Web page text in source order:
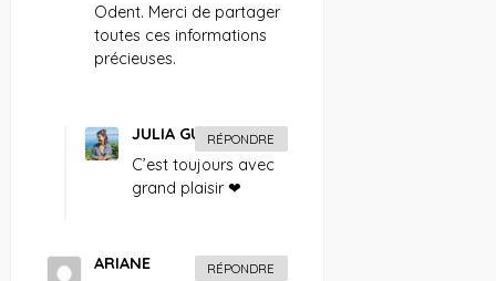
Odent. Merci de partager
toutes ces informations
précieuses.
JULIA GUERBOIS
C’est toujours avec
grand plaisir ❤
RÉPONDRE
ARIANE
RÉPONDRE